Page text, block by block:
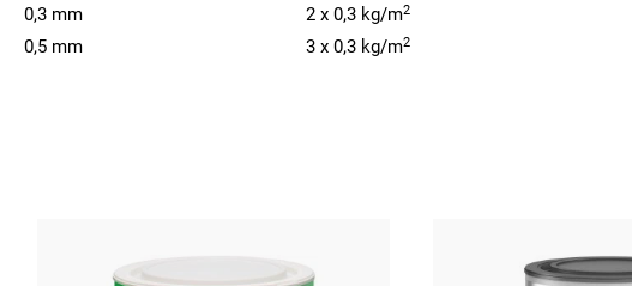
0,3 mm 2 x 0,3 kg/m2
0,5 mm 3 x 0,3 kg/m2